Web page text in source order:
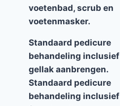
voetenbad, scrub en
voetenmasker.
Standaard pedicure
behandeling inclusief
gellak aanbrengen.
Standaard pedicure
behandeling inclusief